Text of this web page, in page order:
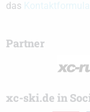
das
Partner
xc-ski.de in